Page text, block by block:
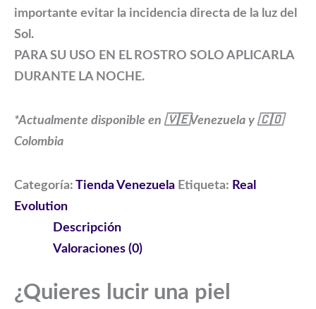
importante evitar la incidencia directa de la luz del
Sol.
PARA SU USO EN EL ROSTRO SOLO APLICARLA
DURANTE LA NOCHE.
*Actualmente disponible en 🇻🇪Venezuela y 🇨🇴
Colombia
Categoría: Tienda Venezuela Etiqueta: Real
Evolution
Descripción
Valoraciones (0)
¿Quieres lucir una piel